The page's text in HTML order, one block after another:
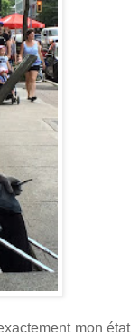
mon état